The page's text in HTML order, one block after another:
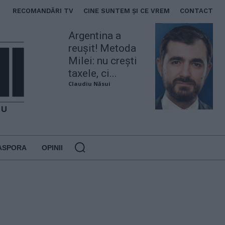
RECOMANDĂRI TV CINE SUNTEM ȘI CE VREM CONTACT
Argentina a
reușit! Metoda
Milei: nu crești
taxele, ci...
Claudiu Năsui
OPINII